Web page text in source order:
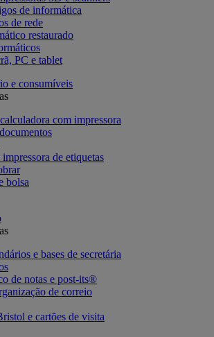
de informática
de rede
restaurado
PC e tablet
e consumíveis
com impressora
de etiquetas
bolsa
e bases de secretária
de notas e post-its®
de correio
e cartões de visita